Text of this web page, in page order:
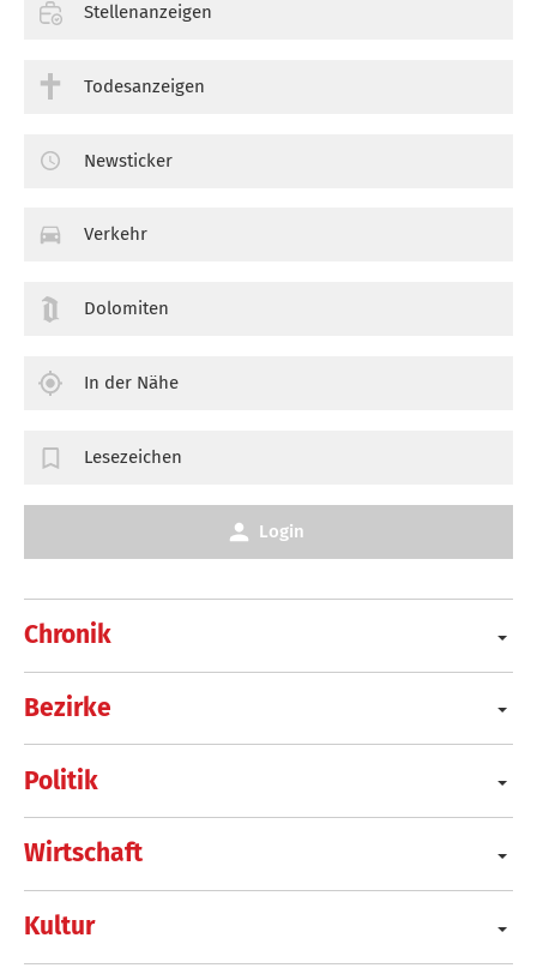
Chronik
Bezirke
Politik
Wirtschaft
Kultur
Stellenanzeigen
Todesanzeigen
Newsticker
Verkehr
Dolomiten
In der Nähe
Lesezeichen
Login